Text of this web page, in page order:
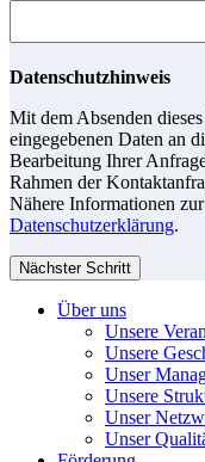
Datenschutzhinweis
Mit dem Absenden
eingegebenen Daten an
Bearbeitung Ihrer
Rahmen der
Nähere Informationen
Datenschutzerklärung.
Nächster Schritt
Über uns
Unsere
Unsere
Unser
Unsere
Unser
Unser